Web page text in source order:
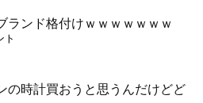
ランド格付けｗｗｗｗｗｗｗ
ト
の時計買おうと思うんだけどど